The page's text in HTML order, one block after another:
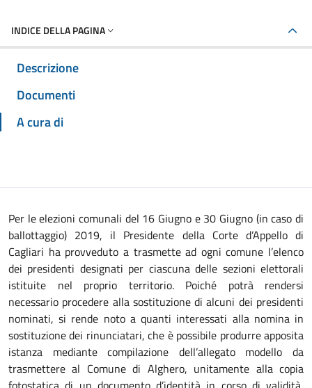
INDICE DELLA PAGINA
Descrizione
Documenti
A cura di
Per le elezioni comunali del 16 Giugno e 30 Giugno (in caso di
ballottaggio) 2019, il Presidente della Corte d’Appello di
Cagliari ha provveduto a trasmette ad ogni comune l’elenco
dei presidenti designati per ciascuna delle sezioni elettorali
istituite nel proprio territorio. Poiché potrà rendersi
necessario procedere alla sostituzione di alcuni dei presidenti
nominati, si rende noto a quanti interessati alla nomina in
sostituzione dei rinunciatari, che è possibile produrre apposita
istanza mediante compilazione dell’allegato modello da
trasmettere al Comune di Alghero, unitamente alla copia